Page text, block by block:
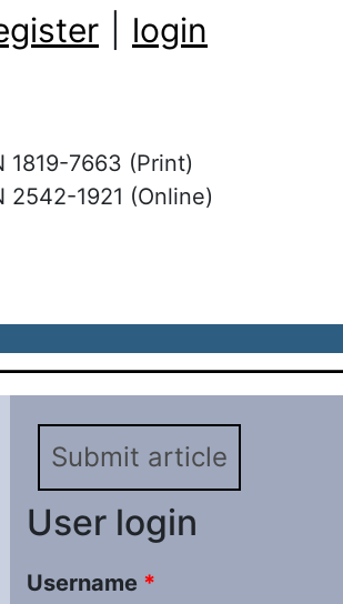
login
1819-7663 (Print)
2542-1921 (Online)
Submit article
User login
Username *